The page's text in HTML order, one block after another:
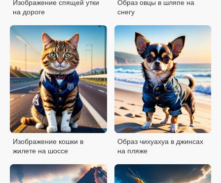
Изображение спящей утки
на дороге
Образ овцы в шляпе на
снегу
Изображение кошки в
жилете на шоссе
Образ чихуахуа в джинсах
на пляже